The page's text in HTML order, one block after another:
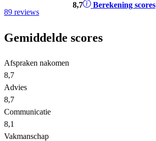
8,7
Berekening scores
89 reviews
Gemiddelde scores
Afspraken nakomen
8,7
Advies
8,7
Communicatie
8,1
Vakmanschap